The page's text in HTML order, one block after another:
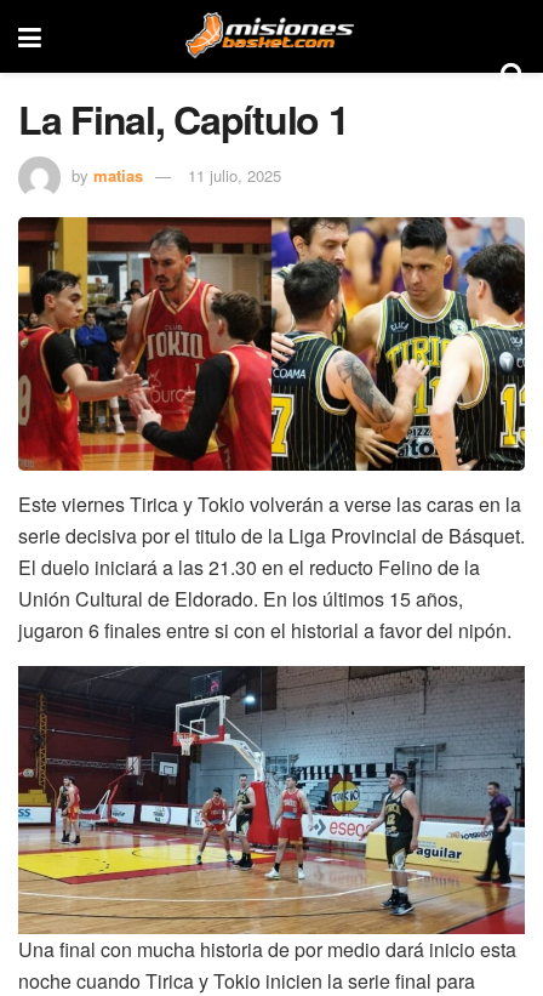
La Final, Capítulo 1
by matias 11 julio, 2025
Este viernes Tirica y Tokio volverán a verse las caras en la
serie decisiva por el titulo de la Liga Provincial de Básquet.
El duelo iniciará a las 21.30 en el reducto Felino de la
Unión Cultural de Eldorado. En los últimos 15 años,
jugaron 6 finales entre si con el historial a favor del nipón.
Una final con mucha historia de por medio dará inicio esta
noche cuando Tirica y Tokio inicien la serie final para